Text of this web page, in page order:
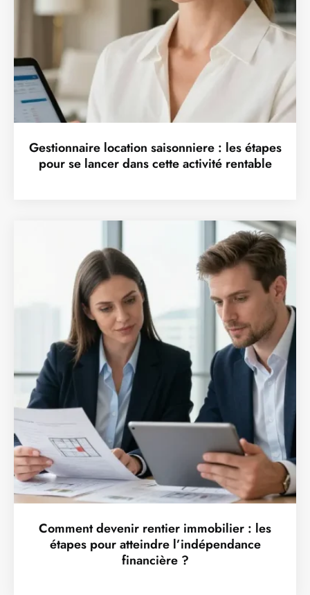
Gestionnaire location saisonniere : les étapes
pour se lancer dans cette activité rentable
Comment devenir rentier immobilier : les
étapes pour atteindre l’indépendance
financière ?